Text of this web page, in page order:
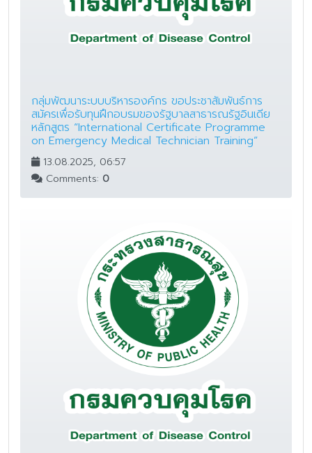
กลุ่มพัฒนาระบบบริหารองค์กร ขอประชาสัมพันธ์การ
สมัครเพื่อรับทุนฝึกอบรมของรัฐบาลสาธารณรัฐอินเดีย
หลักสูตร “International Certificate Programme
on Emergency Medical Technician Training”
13.08.2025, 06:57
Comments: 0